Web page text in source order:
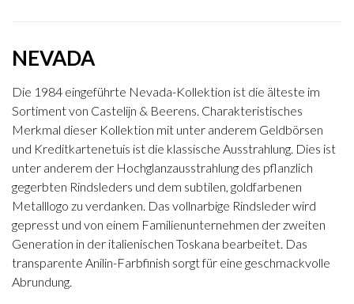
NEVADA
Die 1984 eingeführte Nevada-Kollektion ist die älteste im
Sortiment von Castelijn & Beerens. Charakteristisches
Merkmal dieser Kollektion mit unter anderem Geldbörsen
und Kreditkartenetuis ist die klassische Ausstrahlung. Dies ist
unter anderem der Hochglanzausstrahlung des pflanzlich
gegerbten Rindsleders und dem subtilen, goldfarbenen
Metalllogo zu verdanken. Das vollnarbige Rindsleder wird
gepresst und von einem Familienunternehmen der zweiten
Generation in der italienischen Toskana bearbeitet. Das
transparente Anilin-Farbfinish sorgt für eine geschmackvolle
Abrundung.